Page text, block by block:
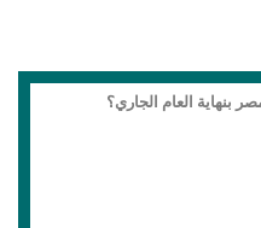
العام الجاري؟